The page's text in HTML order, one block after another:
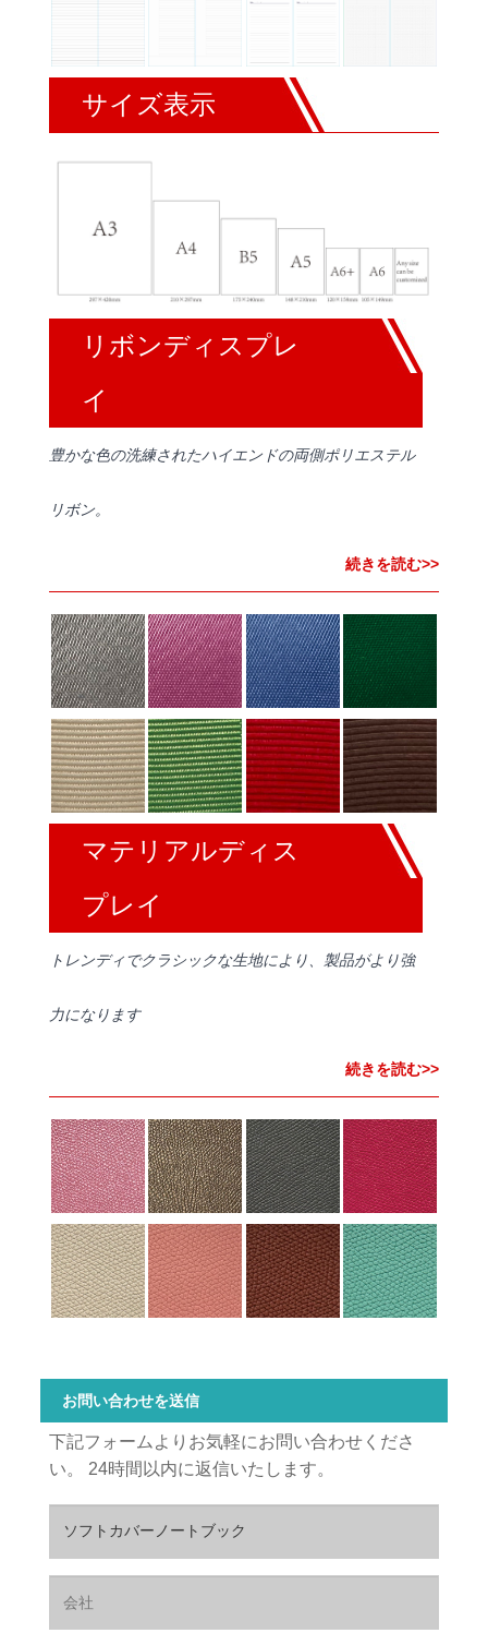
サイズ表示
リボンディスプレ
イ
豊かな色の洗練されたハイエンドの両側ポリエステル
リボン。
続きを読む>>
マテリアルディス
プレイ
トレンディでクラシックな生地により、製品がより強
力になります
続きを読む>>
お問い合わせを送信
下記フォームよりお気軽にお問い合わせくださ
い。 24時間以内に返信いたします。